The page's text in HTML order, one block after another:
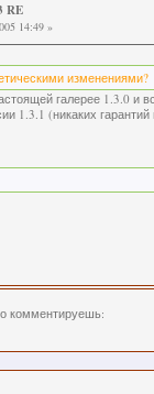
RE
14:49 »
изменениями?
галерее 1.3.0 и
1.3.1 (никаких
комментируешь: